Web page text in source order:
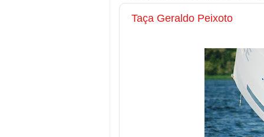
Taça Geraldo Peixoto